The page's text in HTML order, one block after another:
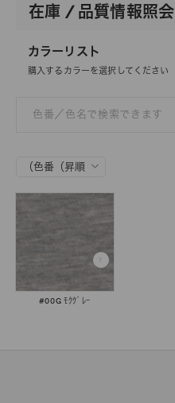
在庫 / 品質情報照会
カラーリスト
購入するカラーを選択してください
#00G ﾓｸｸﾞﾚｰ